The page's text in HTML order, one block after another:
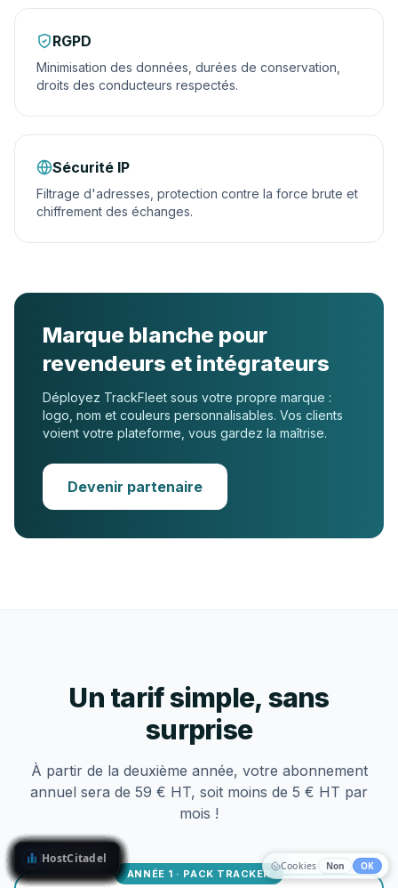
RGPD
Minimisation des données, durées de conservation,
droits des conducteurs respectés.
Sécurité IP
Filtrage d'adresses, protection contre la force brute et
chiffrement des échanges.
Marque blanche pour
revendeurs et intégrateurs
Déployez TrackFleet sous votre propre marque :
logo, nom et couleurs personnalisables. Vos clients
voient votre plateforme, vous gardez la maîtrise.
Devenir partenaire
Un tarif simple, sans
surprise
À partir de la deuxième année, votre abonnement
annuel sera de 59 € HT, soit moins de 5 € HT par
mois !
ANNÉE 1 · PACK TRACKER
HostCitadel
HostCitadel
HostCitadel
HostCitadel
HostCitadel
HostCitadel
HostCitadel
HostCitadel
HostCitadel
HostCitadel
HostCitadel
HostCitadel
HostCitadel
HostCitadel
HostCitadel
HostCitadel
HostCitadel
HostCitadel
HostCitadel
HostCitadel
HostCitadel
HostCitadel Cookies Non OK